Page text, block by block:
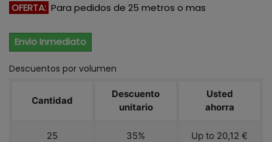
OFERTA: Para pedidos de 25 metros o mas
Envio Inmediato
Descuentos por volumen
Cantidad
Descuento
unitario
Usted
ahorra
25 35% Up to 20,12 €